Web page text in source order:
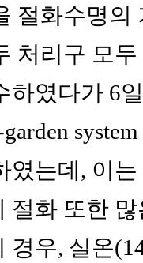
절화수명
처리구 모
하였다가 6
는데, 이는
절화 또한
우, 실온